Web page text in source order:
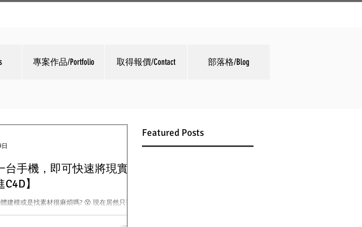
專案作品/Portfolio 取得報價/Contact 部落格/Blog
台手機，即可快速將現實
】
建模或是找素材很麻煩嗎? 😵 現在居然只要透
Featured Posts